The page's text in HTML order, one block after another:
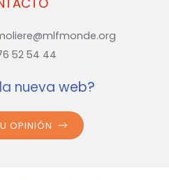
52 54 44
nueva web?
OPINIÓN